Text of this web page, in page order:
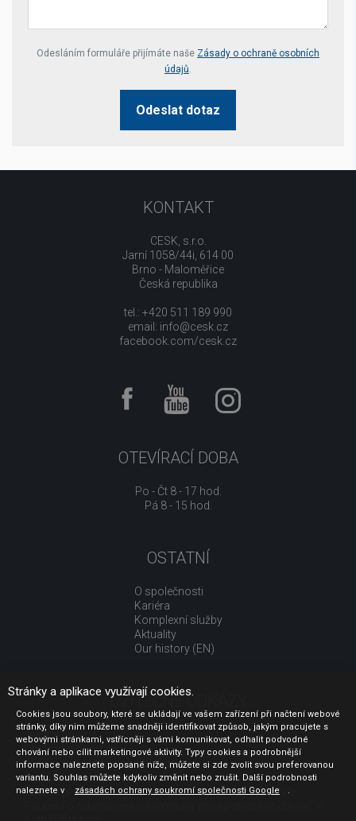
Your website *
Odesláním formuláře přijímáte naše Zásady o ochraně osobních
údajů.
Odeslat dotaz
KONTAKT
CESK, s.r.o.
Jarní 1058/44i, 614 00
Brno - Maloměřice
Česká republika
tel.: +420 511 189 990
email: info@cesk.cz
facebook.com/cesk.cz
OTEVÍRACÍ DOBA
Po - Čt 8 - 17 hod.
Pá 8 - 15 hod.
OSTATNÍ
O společnosti
Kariéra
Komplexní služby
Aktuality
Our history (EN)
UŽITEČNÉ ODKAZY
Jak nakupovat
Obchodní podmínky
GDPR - ochrana osobních údajů
Profil zadavatele
Sdělení před uzavřením kupní smlouvy pro spotřebitele
Stránky a aplikace využívají cookies.
Cookies jsou soubory, které se ukládají ve vašem zařízení při načtení webové
stránky, díky nim můžeme snadněji identifikovat způsob, jakým pracujete s
webovými stránkami, vstřícněji s vámi komunikovat, odhalit podvodné
chování nebo cílit marketingové aktivity. Typy cookies a podrobnější
informace naleznete popsané níže, můžete si zde zvolit svou preferovanou
variantu. Souhlas můžete kdykoliv změnit nebo zrušit. Další podrobnosti
naleznete v
zásadách ochrany soukromí společnosti Google .